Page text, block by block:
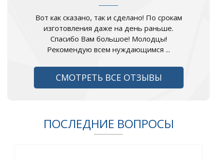
Вот как сказано, так и сделано! По срокам
изготовления даже на день раньше.
Спасибо Вам большое! Молодцы!
Рекомендую всем нуждающимся ...
СМОТРЕТЬ ВСЕ ОТЗЫВЫ
ПОСЛЕДНИЕ ВОПРОСЫ